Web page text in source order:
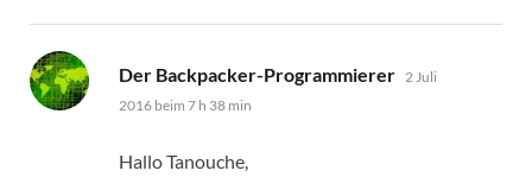
Der Backpacker-Programmierer sagt:
2 Juli
2016 beim 7 h 38 min
Hallo Tanouche,